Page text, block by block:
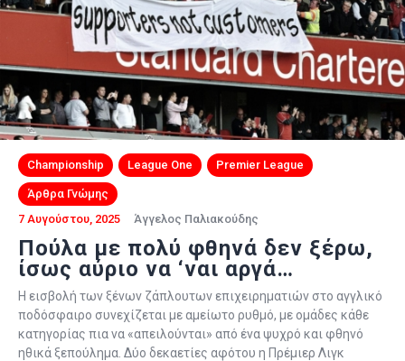
Championship League One Premier League
Άρθρα Γνώμης
7 Αυγούστου, 2025
Άγγελος Παλιακούδης
Πούλα με πολύ φθηνά δεν ξέρω,
ίσως αύριο να ‘ναι αργά…
Η εισβολή των ξένων ζάπλουτων επιχειρηματιών στο αγγλικό
ποδόσφαιρο συνεχίζεται με αμείωτο ρυθμό, με ομάδες κάθε
κατηγορίας πια να «απειλούνται» από ένα ψυχρό και φθηνό
ηθικά ξεπούλημα. Δύο δεκαετίες αφότου η Πρέμιερ Λιγκ